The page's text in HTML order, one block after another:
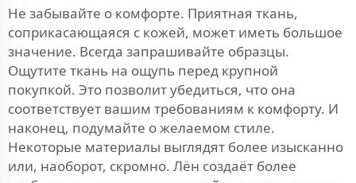
Не забывайте о комфорте. Приятная ткань,
соприкасающаяся с кожей, может иметь большое
значение. Всегда запрашивайте образцы.
Ощутите ткань на ощупь перед крупной
покупкой. Это позволит убедиться, что она
соответствует вашим требованиям к комфорту. И
наконец, подумайте о желаемом стиле.
Некоторые материалы выглядят более изысканно
или, наоборот, скромно. Лён создаёт более